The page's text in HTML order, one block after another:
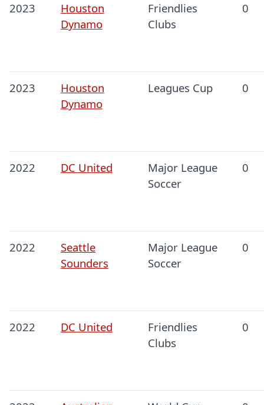
2023
Houston
Dynamo
Friendlies
Clubs
0
2023
Houston
Dynamo
Leagues Cup 0
2022 DC United
Major League
Soccer
0
2022
Seattle
Sounders
Major League
Soccer
0
2022 DC United
Friendlies
Clubs
0